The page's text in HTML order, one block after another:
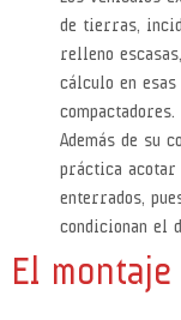
de tierras,
relleno
cálculo en
compactadores.
Además de su
práctica acotar
enterrados,
condicionan el
El montaje